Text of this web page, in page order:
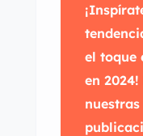
el toque
en